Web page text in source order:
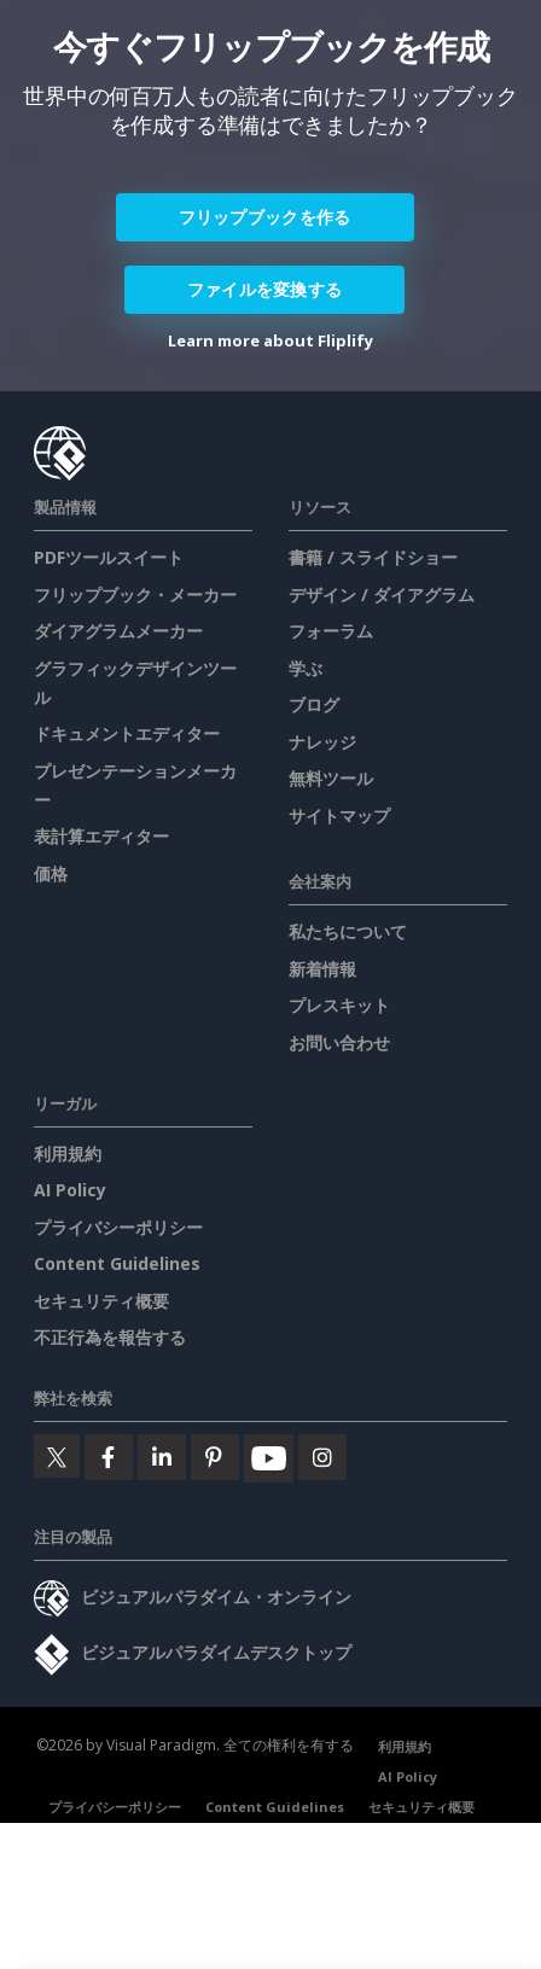
今すぐフリップブックを作成
世界中の何百万人もの読者に向けたフリップブック
を作成する準備はできましたか？
フリップブックを作る
ファイルを変換する
Learn more about Fliplify
製品情報
PDFツールスイート
フリップブック・メーカー
ダイアグラムメーカー
グラフィックデザインツー
ル
ドキュメントエディター
プレゼンテーションメーカ
ー
表計算エディター
価格
リソース
書籍 / スライドショー
デザイン / ダイアグラム
フォーラム
学ぶ
ブログ
ナレッジ
無料ツール
サイトマップ
会社案内
私たちについて
新着情報
プレスキット
お問い合わせ
リーガル
利用規約
AI Policy
プライバシーポリシー
Content Guidelines
セキュリティ概要
不正行為を報告する
弊社を検索
注目の製品
ビジュアルパラダイム・オンライン
ビジュアルパラダイムデスクトップ
©2026 by Visual Paradigm. 全ての権利を有する
利用規約
AI Policy
プライバシーポリシー
Content Guidelines セキュリティ概要